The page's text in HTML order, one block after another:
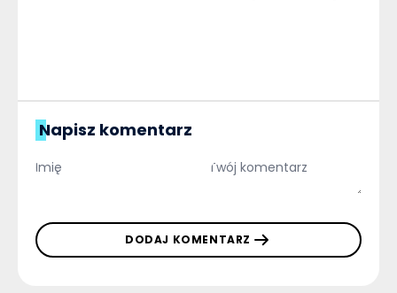
Napisz komentarz
DODAJ KOMENTARZ